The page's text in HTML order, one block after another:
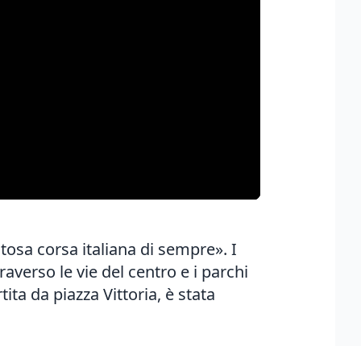
corsa italiana di sempre». I
le vie del centro e i parchi
da piazza Vittoria, è stata